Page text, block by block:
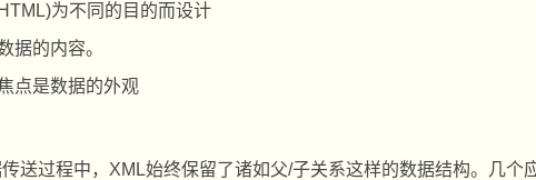
为不同的目的而设计
据的内容。
点是数据的外观
送过程中， XML始终保留了诸如父/子关系这样的数据结构。几个